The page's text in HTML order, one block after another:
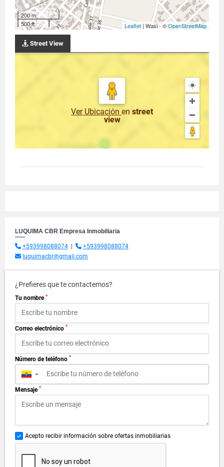
200 m
500 ft
Leaflet | Wasi - ©OpenStreetMap
Street View
Ver Ubicación en street
view
LUQUIMA CBR Empresa Inmobiliaria
+593998088074
+593998088074
luquimacbr@gmail.com
¿Prefieres que te contactemos?
Tu nombre *
Correo electrónico *
Número de teléfono *
▼
Mensaje *
Acepto recibir información sobre ofertas inmobiliarias